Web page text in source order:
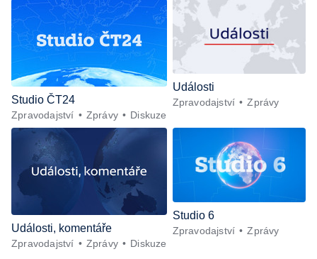
Studio ČT24
Zpravodajství Zprávy Diskuze
Události
Zpravodajství Zprávy
Události, komentáře
Zpravodajství Zprávy Diskuze
Studio 6
Zpravodajství Zprávy